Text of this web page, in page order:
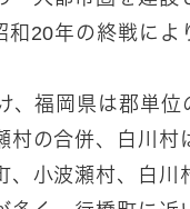
20年の終戦によ
福岡県は郡単位
の合併、白川村
小波瀬村、白川